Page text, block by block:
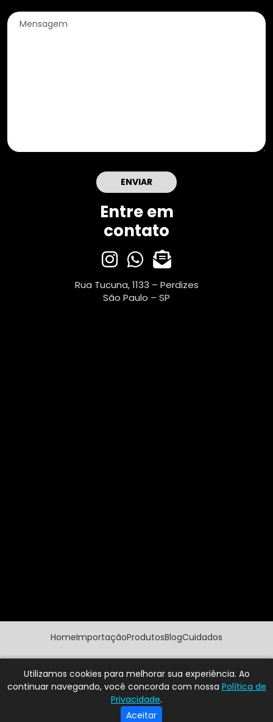
Entre em
contato
Rua Tucuna, 1133 – Perdizes
São Paulo – SP
HomeImportaçãoProdutosBlogCuidados
Prisma Arte Conservação 2024 Todos os direitos reservados. Criado
por SPBR Marketing
Utilizamos cookies para melhorar sua experiência. Ao
continuar navegando, você concorda com nossa Política de
Privacidade.
Aceitar